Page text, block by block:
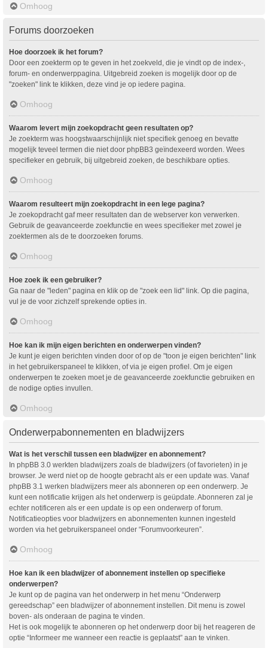
Omhoog
Forums doorzoeken
Hoe doorzoek ik het forum?
Door een zoekterm op te geven in het zoekveld, die je vindt op de index-,
forum- en onderwerppagina. Uitgebreid zoeken is mogelijk door op de
"zoeken" link te klikken, deze vind je op iedere pagina.
Omhoog
Waarom levert mijn zoekopdracht geen resultaten op?
Je zoekterm was hoogstwaarschijnlijk niet specifiek genoeg en bevatte
mogelijk teveel termen die niet door phpBB3 geïndexeerd worden. Wees
specifieker en gebruik, bij uitgebreid zoeken, de beschikbare opties.
Omhoog
Waarom resulteert mijn zoekopdracht in een lege pagina?
Je zoekopdracht gaf meer resultaten dan de webserver kon verwerken.
Gebruik de geavanceerde zoekfunctie en wees specifieker met zowel je
zoektermen als de te doorzoeken forums.
Omhoog
Hoe zoek ik een gebruiker?
Ga naar de "leden" pagina en klik op de "zoek een lid" link. Op die pagina,
vul je de voor zichzelf sprekende opties in.
Omhoog
Hoe kan ik mijn eigen berichten en onderwerpen vinden?
Je kunt je eigen berichten vinden door of op de "toon je eigen berichten" link
in het gebruikerspaneel te klikken, of via je eigen profiel. Om je eigen
onderwerpen te zoeken moet je de geavanceerde zoekfunctie gebruiken en
de nodige opties invullen.
Omhoog
Onderwerpabonnementen en bladwijzers
Wat is het verschil tussen een bladwijzer en abonnement?
In phpBB 3.0 werkten bladwijzers zoals de bladwijzers (of favorieten) in je
browser. Je werd niet op de hoogte gebracht als er een update was. Vanaf
phpBB 3.1 werken bladwijzers meer als abonneren op een onderwerp. Je
kunt een notificatie krijgen als het onderwerp is geüpdate. Abonneren zal je
echter notificeren als er een update is op een onderwerp of forum.
Notificatieopties voor bladwijzers en abonnementen kunnen ingesteld
worden via het gebruikerspaneel onder “Forumvoorkeuren”.
Omhoog
Hoe kan ik een bladwijzer of abonnement instellen op specifieke
onderwerpen?
Je kunt op de pagina van het onderwerp in het menu “Onderwerp
gereedschap” een bladwijzer of abonnement instellen. Dit menu is zowel
boven- als onderaan de pagina te vinden.
Het is ook mogelijk te abonneren op het onderwerp door bij het reageren de
optie “Informeer me wanneer een reactie is geplaatst” aan te vinken.